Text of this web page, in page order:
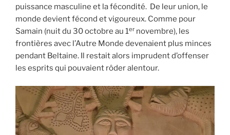
puissance masculine et la fécondité. De leur union, le
monde devient fécond et vigoureux. Comme pour
Samain (nuit du 30 octobre au 1er novembre), les
frontières avec l’Autre Monde devenaient plus minces
pendant Beltaine. Il restait alors imprudent d’offenser
les esprits qui pouvaient rôder alentour.